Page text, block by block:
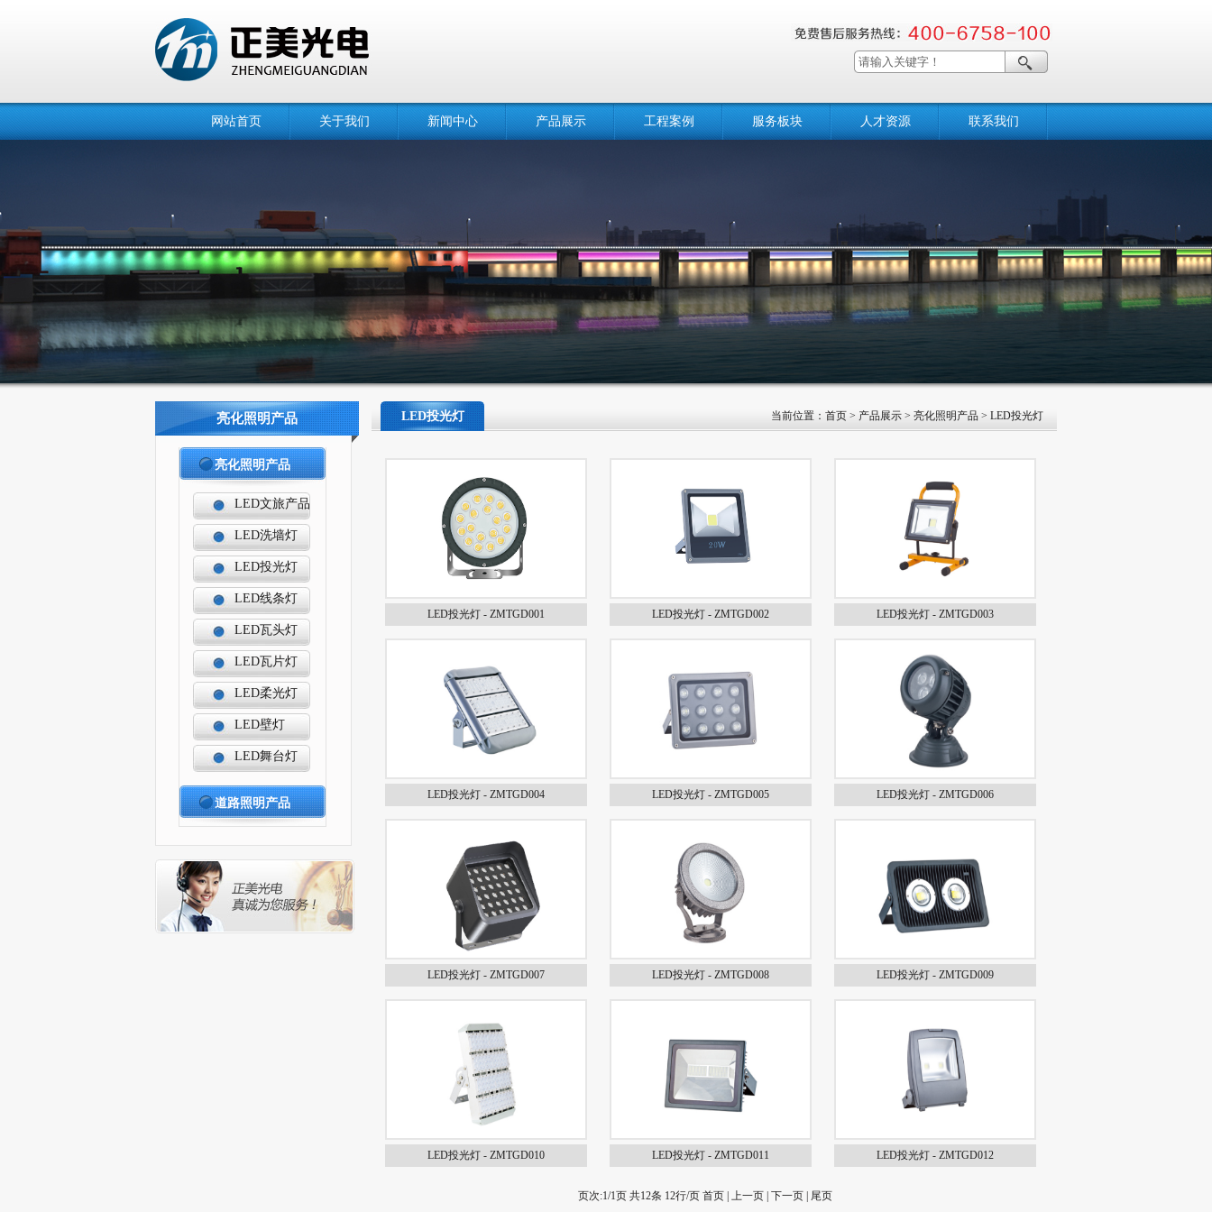
网站首页 关于我们 新闻中心 产品展示 工程案例 服务板块 人才资源 联系我们
亮化照明产品
亮化照明产品
LED文旅产品
LED洗墙灯
LED投光灯
LED线条灯
LED瓦头灯
LED瓦片灯
LED柔光灯
LED壁灯
LED舞台灯
道路照明产品
当前位置： 首页 > 产品展示 > 亮化照明产品 > LED投光灯
LED投光灯
LED投光灯 - ZMTGD001 LED投光灯 - ZMTGD002 LED投光灯 - ZMTGD003
LED投光灯 - ZMTGD004 LED投光灯 - ZMTGD005 LED投光灯 - ZMTGD006
LED投光灯 - ZMTGD007 LED投光灯 - ZMTGD008 LED投光灯 - ZMTGD009
LED投光灯 - ZMTGD010 LED投光灯 - ZMTGD011 LED投光灯 - ZMTGD012
页次:1/1页 共12条 12行/页 首页 | 上一页 | 下一页 | 尾页